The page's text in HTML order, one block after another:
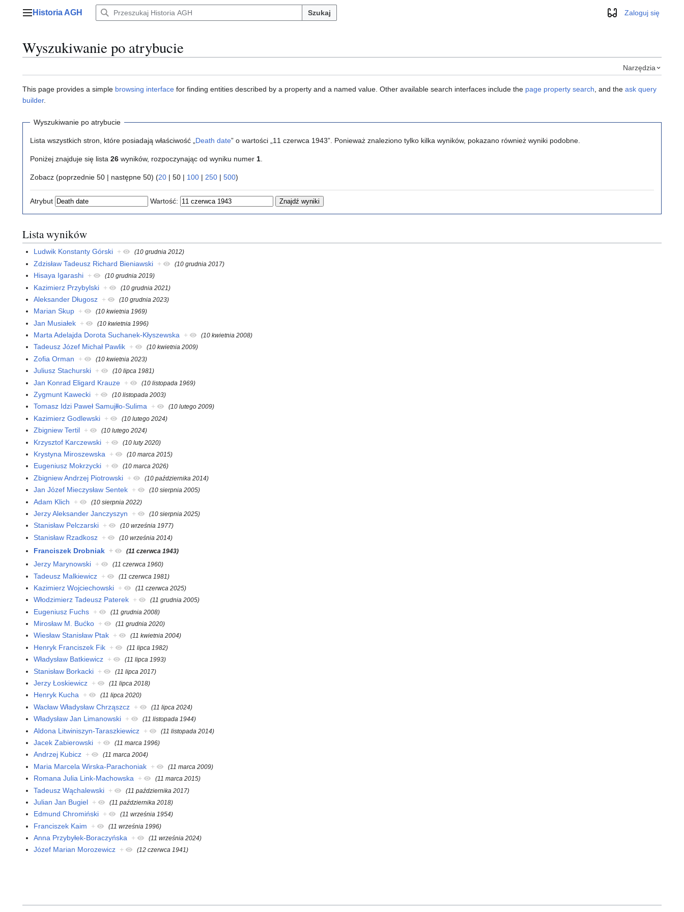
Menu główne
Historia AGH Szukaj WyglądZaloguj się
Wyszukiwanie po atrybucie
Narzędzia
This page provides a simple browsing interface for finding entities described by a property and a named value. Other available search interfaces include the page property search , and the ask query
builder.
Wyszukiwanie po atrybucie
Lista wszystkich stron, które posiadają właściwość „ Death date” o wartości „11 czerwca 1943”. Ponieważ znaleziono tylko kilka wyników, pokazano również wyniki podobne.
Poniżej znajduje się lista 26 wyników, rozpoczynając od wyniku numer 1
Zobacz (poprzednie 50 | następne 50) (20 | 50 | 100 | 250 | 500)
Atrybut Wartość:
Lista wyników
Ludwik Konstanty Górski + (10 grudnia 2012)
Zdzisław Tadeusz Richard Bieniawski + (10 grudnia 2017)
Hisaya Igarashi + (10 grudnia 2019)
Kazimierz Przybylski + (10 grudnia 2021)
Aleksander Długosz + (10 grudnia 2023)
Marian Skup + (10 kwietnia 1969)
Jan Musiałek + (10 kwietnia 1996)
Marta Adelajda Dorota Suchanek-Kłyszewska + (10 kwietnia 2008)
Tadeusz Józef Michał Pawlik + (10 kwietnia 2009)
Zofia Orman + (10 kwietnia 2023)
Juliusz Stachurski + (10 lipca 1981)
Jan Konrad Eligard Krauze + (10 listopada 1969)
Zygmunt Kawecki + (10 listopada 2003)
Tomasz Idzi Paweł Samujłło-Sulima + (10 lutego 2009)
Kazimierz Godlewski + (10 lutego 2024)
Zbigniew Tertil + (10 lutego 2024)
Krzysztof Karczewski + (10 luty 2020)
Krystyna Miroszewska + (10 marca 2015)
Eugeniusz Mokrzycki + (10 marca 2026)
Zbigniew Andrzej Piotrowski + (10 października 2014)
Jan Józef Mieczysław Sentek + (10 sierpnia 2005)
Adam Klich + (10 sierpnia 2022)
Jerzy Aleksander Janczyszyn + (10 sierpnia 2025)
Stanisław Pelczarski + (10 września 1977)
Stanisław Rzadkosz + (10 września 2014)
Franciszek Drobniak + (11 czerwca 1943)
Jerzy Marynowski + (11 czerwca 1960)
Tadeusz Malkiewicz + (11 czerwca 1981)
Kazimierz Wojciechowski + (11 czerwca 2025)
Włodzimierz Tadeusz Paterek + (11 grudnia 2005)
Eugeniusz Fuchs + (11 grudnia 2008)
Mirosław M. Bućko + (11 grudnia 2020)
Wiesław Stanisław Ptak + (11 kwietnia 2004)
Henryk Franciszek Fik + (11 lipca 1982)
Władysław Batkiewicz + (11 lipca 1993)
Stanisław Borkacki + (11 lipca 2017)
Jerzy Łoskiewicz + (11 lipca 2018)
Henryk Kucha + (11 lipca 2020)
Wacław Władysław Chrząszcz + (11 lipca 2024)
Władysław Jan Limanowski + (11 listopada 1944)
Aldona Litwiniszyn-Taraszkiewicz + (11 listopada 2014)
Jacek Zabierowski + (11 marca 1996)
Andrzej Kubicz + (11 marca 2004)
Maria Marcela Wirska-Parachoniak + (11 marca 2009)
Romana Julia Link-Machowska + (11 marca 2015)
Tadeusz Wąchalewski + (11 października 2017)
Julian Jan Bugiel + (11 października 2018)
Edmund Chromiński + (11 września 1954)
Franciszek Kaim + (11 września 1996)
Anna Przybyłek-Boraczyńska + (11 września 2024)
Józef Marian Morozewicz + (12 czerwca 1941)